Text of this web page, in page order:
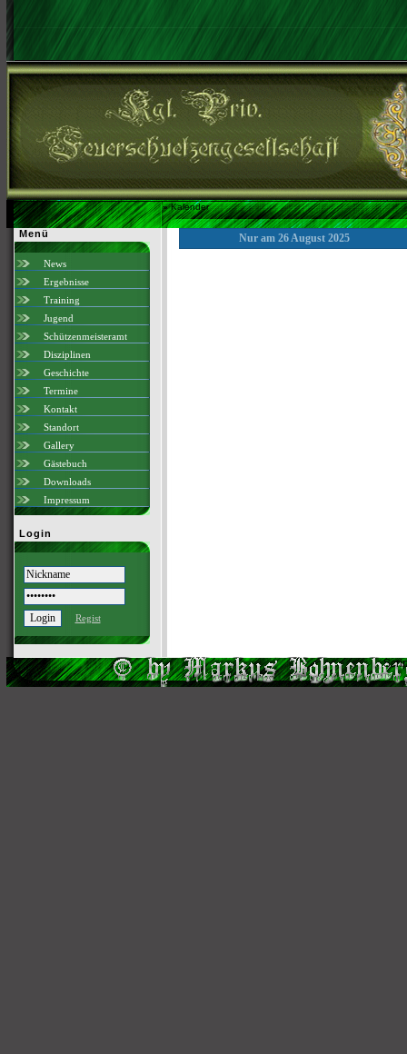
»Kalender
Menü
News
Ergebnisse
Training
Jugend
Schützenmeisteramt
Disziplinen
Geschichte
Termine
Kontakt
Standort
Gallery
Gästebuch
Downloads
Impressum
Login
Regist
Nur am 26 August 2025